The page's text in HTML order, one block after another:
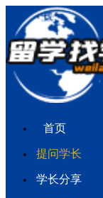
首页
提问学长
学长分享